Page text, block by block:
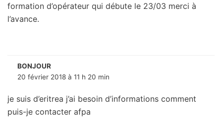
formation d’opérateur qui débute le 23/03 merci à
l’avance.
BONJOUR
20 février 2018 à 11 h 20 min
je suis d’eritrea j’ai besoin d’informations comment
puis-je contacter afpa